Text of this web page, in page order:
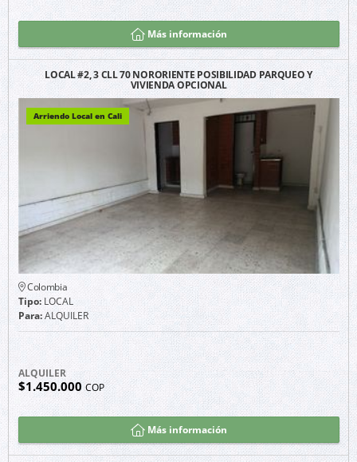
Más información
LOCAL #2, 3 CLL 70 NORORIENTE POSIBILIDAD PARQUEO Y
VIVIENDA OPCIONAL
Arriendo Local en Cali
Colombia
Tipo:LOCAL
Para:ALQUILER
ALQUILER
$1.450.000COP
Más información